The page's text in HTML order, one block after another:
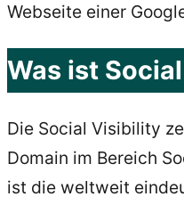
Webseite einer
Was ist
Die Social Visibility
Domain im Bereich
ist die weltweit